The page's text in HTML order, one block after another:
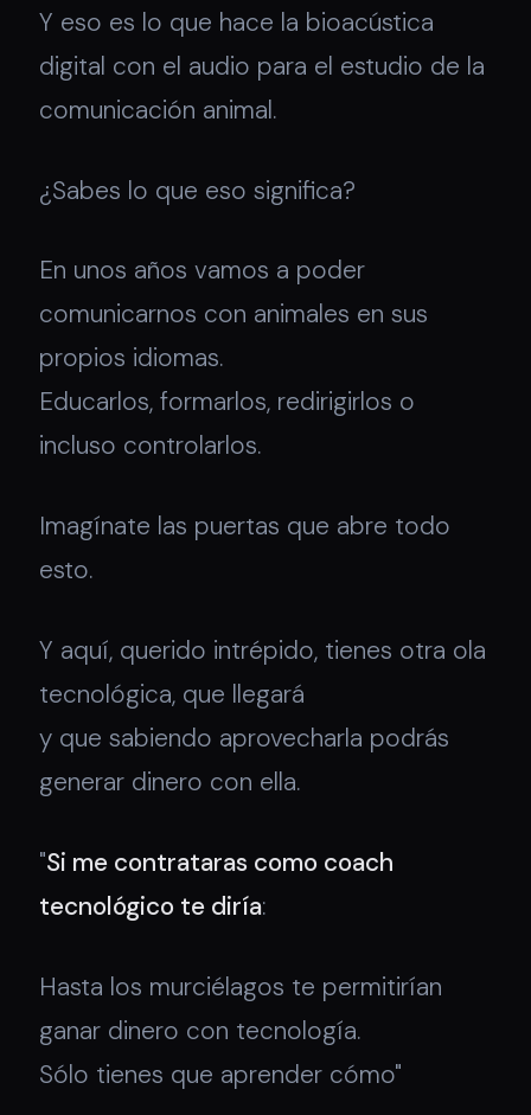
Y eso es lo que hace la bioacústica
digital con el audio para el estudio de la
comunicación animal.
¿Sabes lo que eso significa?
En unos años vamos a poder
comunicarnos con animales en sus
propios idiomas.
Educarlos, formarlos, redirigirlos o
incluso controlarlos.
Imagínate las puertas que abre todo
esto.
Y aquí, querido intrépido, tienes otra ola
tecnológica, que llegará
y que sabiendo aprovecharla podrás
generar dinero con ella.
"Si me contrataras como coach
tecnológico te diría:
Hasta los murciélagos te permitirían
ganar dinero con tecnología.
Sólo tienes que aprender cómo"